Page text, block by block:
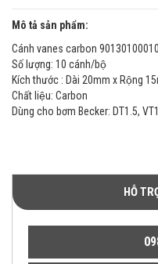
Mô tả sản phẩm:
Cánh vanes carbon
Số lượng: 10 cánh/bộ
Kích thước : Dài 20mm x Rộng
Chất liệu: Carbon
Dùng cho bơm Becker: DT1.5,
HỖ